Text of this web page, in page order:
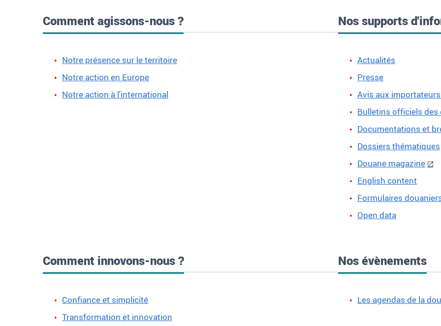
Comment agissons-nous ?
Notre présence sur le territoire
Notre action en Europe
Notre action à l'international
Nos supports
Actualités
Presse
Avis aux
Bulletins officiels des
Documentations et
Dossiers thématiques
Douane magazine
English content
Formulaires
Open data
Comment innovons-nous ?
Confiance et simplicité
Transformation et innovation
Nos évènements
Les agendas de la